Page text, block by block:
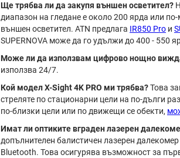
Ще трябва ли да закупя външен осветител?
диапазон на гледане е около 200 ярда или
външен осветител. ATN предлага IR850 Pro и
SUPERNOVA може да го удължи до 400 - 550
Може ли да използвам цифрово нощно
използва 24/7.
Кой модел X-Sight 4K PRO ми трябва?Това
стреляте по стационарни цели на по-дълги
по-близки цели или по движещи се обекти,
Имат ли оптиките вграден лазерен
допълнителен балистичен лазерен
Bluetooth. Това осигурява възможност за